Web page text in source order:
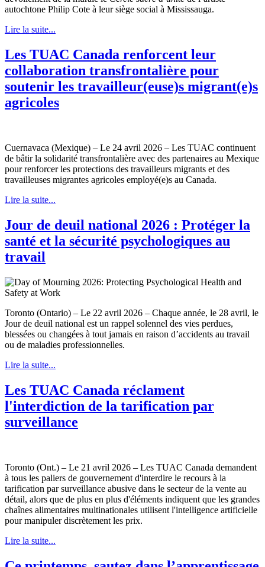
autochtone Philip Cote à leur siège social à Mississauga.
Lire la suite...
Les TUAC Canada renforcent leur
collaboration transfrontalière pour
soutenir les travailleur(euse)s migrant(e)s
agricoles
Cuernavaca (Mexique) – Le 24 avril 2026 – Les TUAC continuent
de bâtir la solidarité transfrontalière avec des partenaires au Mexique
pour renforcer les protections des travailleurs migrants et des
travailleuses migrantes agricoles employé(e)s au Canada.
Lire la suite...
Jour de deuil national 2026 : Protéger la
santé et la sécurité psychologiques au
travail
Toronto (Ontario) – Le 22 avril 2026 – Chaque année, le 28 avril, le
Jour de deuil national est un rappel solennel des vies perdues,
blessées ou changées à tout jamais en raison d’accidents au travail
ou de maladies professionnelles.
Lire la suite...
Les TUAC Canada réclament
l'interdiction de la tarification par
surveillance
Toronto (Ont.) – Le 21 avril 2026 – Les TUAC Canada demandent
à tous les paliers de gouvernement d'interdire le recours à la
tarification par surveillance abusive dans le secteur de la vente au
détail, alors que de plus en plus d'éléments indiquent que les grandes
chaînes alimentaires multinationales utilisent l'intelligence artificielle
pour manipuler discrètement les prix.
Lire la suite...